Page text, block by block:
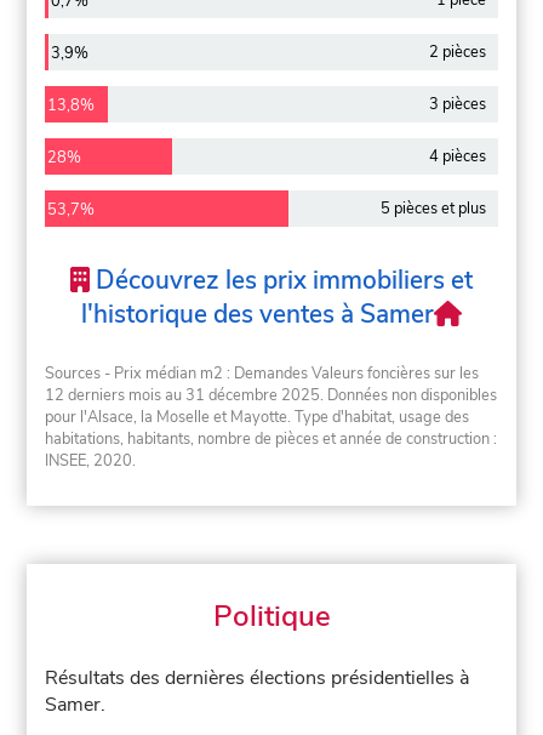
3,9% 2 pièces
13,8% 3 pièces
28% 4 pièces
53,7% 5 pièces et plus
Découvrez les prix immobiliers et
l'historique des ventes à Samer
Sources - Prix médian m2 : Demandes Valeurs foncières sur les
12 derniers mois au 31 décembre 2025. Données non disponibles
pour l'Alsace, la Moselle et Mayotte. Type d'habitat, usage des
habitations, habitants, nombre de pièces et année de construction :
INSEE, 2020.
Politique
Résultats des dernières élections présidentielles à
Samer.